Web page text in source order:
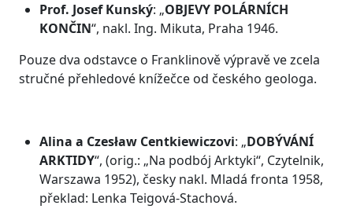
Prof. Josef Kunský: „OBJEVY POLÁRNÍCH
KONČIN“, nakl. Ing. Mikuta, Praha 1946.
Pouze dva odstavce o Franklinově výpravě ve zcela
stručné přehledové knížečce od českého geologa.
Alina a Czesław Centkiewiczovi: „DOBÝVÁNÍ
ARKTIDY“, (orig.: „Na podbój Arktyki“, Czytelnik,
Warszawa 1952), česky nakl. Mladá fronta 1958,
překlad: Lenka Teigová-Stachová.